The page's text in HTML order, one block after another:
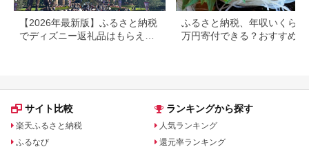
【2026年最新版】ふるさと納税
でディズニー返礼品はもらえ
ふるさと納税、年収いくらで
万円寄付できる？おすすめ返
サイト比較
楽天ふるさと納税
ふるなび
ランキングから探す
人気ランキング
還元率ランキング